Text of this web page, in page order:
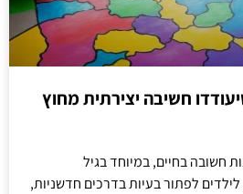
חשיבה יצירתית מחוץ
חשובה בחיים, במיוחד בגיל
לפתור בעיות בדרכים חדשניות,